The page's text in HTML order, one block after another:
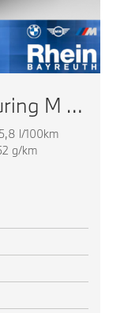
BMW 520d xDrive Touring M Sportpaket TOP AUSSTATTUNG
l/100km
g/km